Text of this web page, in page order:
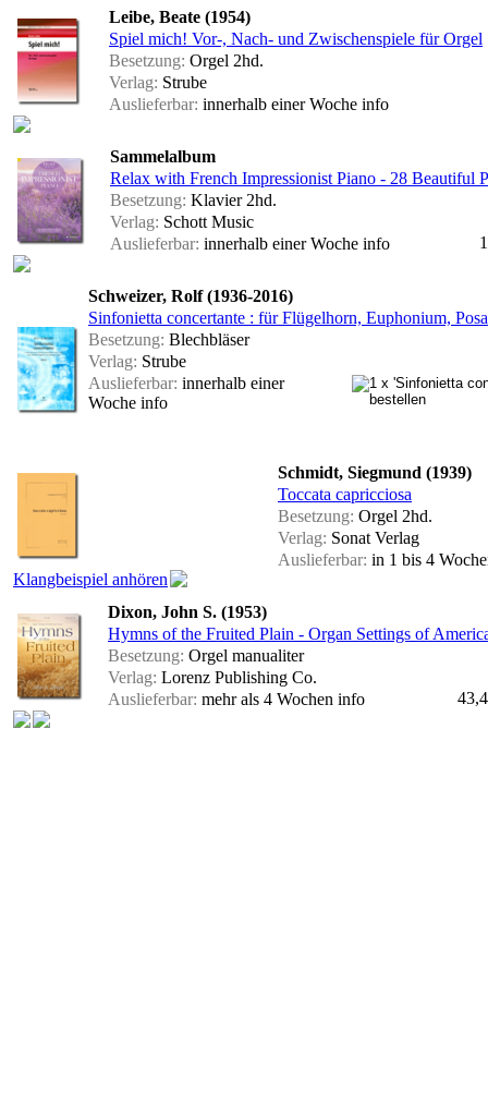
Leibe, Beate (1954)
Spiel mich! Vor-, Nach- und Zwischenspiele für Orgel
Besetzung: Orgel 2hd.
Verlag: Strube
Auslieferbar: innerhalb einer Woche info
Sammelalbum
Relax with French Impressionist Piano - 28 Beautiful
Besetzung: Klavier 2hd.
Verlag: Schott Music
Auslieferbar: innerhalb einer Woche info
Schweizer, Rolf (1936-2016)
Sinfonietta concertante : für Flügelhorn, Euphonium,
Besetzung: Blechbläser
Verlag: Strube
Auslieferbar: innerhalb einer
Woche info
Klangbeispiel anhören
Schmidt, Siegmund (1939)
Toccata capricciosa
Besetzung: Orgel 2hd.
Verlag: Sonat Verlag
Auslieferbar: in 1 bis 4
Dixon, John S. (1953)
Hymns of the Fruited Plain - Organ Settings of
Besetzung: Orgel manualiter
Verlag: Lorenz Publishing Co.
Auslieferbar: mehr als 4 Wochen info